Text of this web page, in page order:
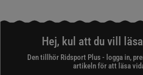
Hej, kul att du vill
Den tillhör Ridsport Plus - logga in,
artikeln för att läsa